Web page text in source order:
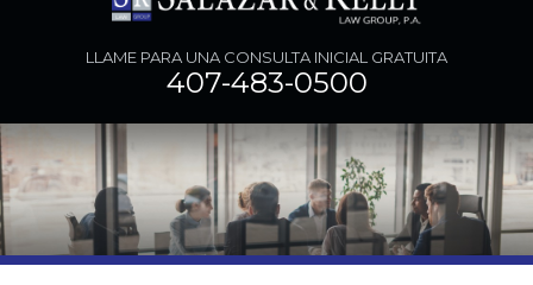
LLAME PARA UNA CONSULTA INICIAL GRATUITA
407-483-0500